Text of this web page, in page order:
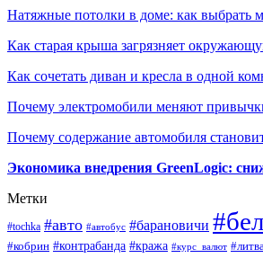
Натяжные потолки в доме: как выбрать
Как старая крыша загрязняет
Как сочетать диван и кресла в одной
Почему электромобили меняют
Почему содержание автомобиля
Экономика внедрения GreenLogic:
Метки
#tochka #авто #автобус #барановичи
#кобрин #контрабанда #кража #курс_валют #литва